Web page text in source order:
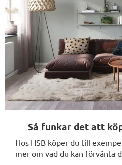
Så funkar det att
Hos HSB köper du till
mer om vad du kan förvänta